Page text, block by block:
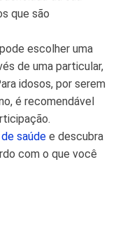
que são
escolher uma
de uma particular,
idosos, por serem
é recomendável
saúde e descubra
com o que você